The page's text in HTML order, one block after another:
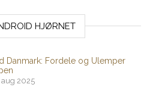
HJØRNET
Danmark: Fordele og Ulemper
aug 2025